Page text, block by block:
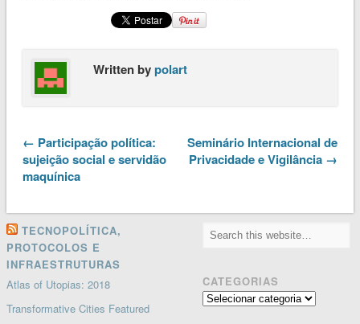
Written bypolart
← Participação política:
sujeição social e servidão
maquínica
Seminário Internacional de
Privacidade e Vigilância →
TECNOPOLÍTICA,
PROTOCOLOS E
INFRAESTRUTURAS
Atlas of Utopias: 2018
Transformative Cities Featured
CATEGORIAS
Categorias